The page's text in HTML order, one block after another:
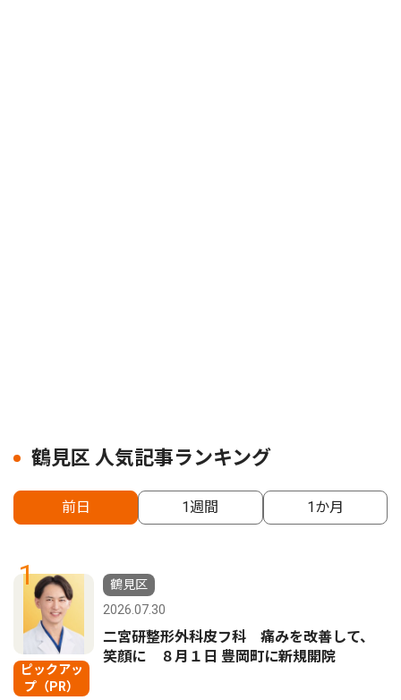
鶴見区 人気記事ランキング
前日 1週間 1か月
1
ピックアッ
プ（PR）
鶴見区
2026.07.30
二宮研整形外科皮フ科 痛みを改善して、
笑顔に ８月１日 豊岡町に新規開院